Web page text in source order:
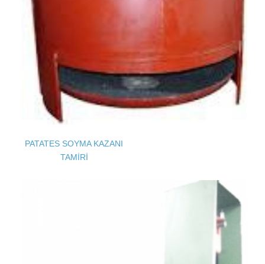
PATATES SOYMA KAZANI
TAMİRİ